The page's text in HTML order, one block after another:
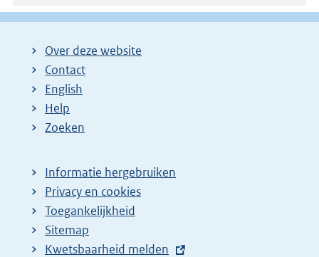
Over deze website
Contact
English
Help
Zoeken
Informatie hergebruiken
Privacy en cookies
Toegankelijkheid
Sitemap
E
Kwetsbaarheid melden